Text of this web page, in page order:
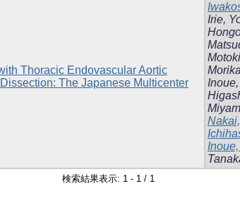
Thoracic Endovascular Aortic
The Japanese Multicenter
Irie,
検索結果表示: 1 - 1 / 1